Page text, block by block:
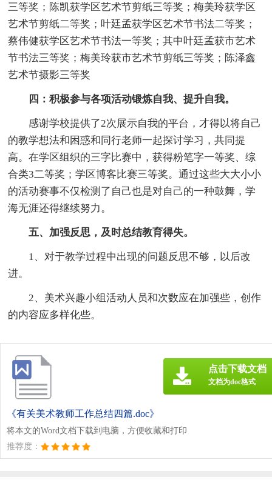
三等奖；陈凯获学区艺术节剪纸三等奖；梅美玲获学区
艺术节剪纸二等奖；叶廷孟获学区艺术节书法二等奖；
蔡伟健获学区艺术节书法一等奖；其中叶廷孟获市艺术
节书法三等奖；梅美玲获市艺术节剪纸三等奖；陈泽鑫
艺术节摄影三等奖
四：积极参与各项活动锻炼自我、提升自我。
感谢学校提供了2次展示自我的平台，才得以将自己
的教学想法和困惑和同行老师一起探讨学习，共同提
高。在学区组织的三字比赛中，获得粉笔字一等奖、综
合类3二等奖；学区博客比赛三等奖。通过这些大大小小
的活动赛事不仅检测了自己也是对自己的一种鼓舞，学
海无涯还得继续努力。
五、加强反思，及时总结教育得失。
1、对于教学过程中出现的问题反思不够，以后改
进。
2、美术兴趣小组活动人员和次数应在加强些，创作
的内容应多样化些。
《有关美术教师工作总结四篇.doc》
将本文的Word文档下载到电脑，方便收藏和打印
推荐度：
点击下载文档
文档为doc格式